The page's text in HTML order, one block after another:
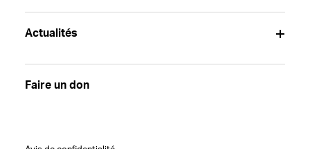
Actualités
Faire un don